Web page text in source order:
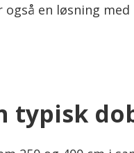
en løsning med
typisk